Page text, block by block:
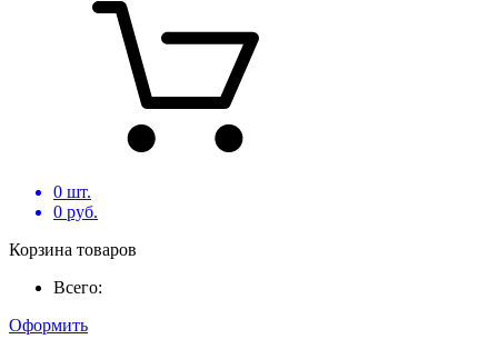
0 шт.
0 руб.
Корзина товаров
Всего:
Оформить